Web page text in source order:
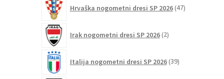
Hrvaška nogometni dresi SP 2026 47izdelkov
Irak nogometni dresi SP 2026 2izdelka
Italija nogometni dresi SP 2026 39izdelkov